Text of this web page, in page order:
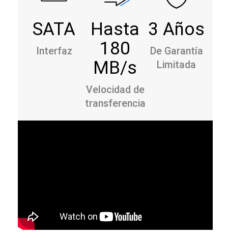
SATA
Interfaz
Hasta
180
MB/s
Velocidad de
transferencia
3 Años
De Garantía
Limitada